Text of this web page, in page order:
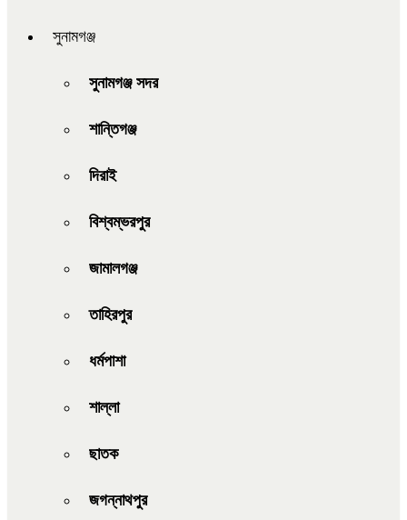
সুনামগঞ্জ
সুনামগঞ্জ সদর
শান্তিগঞ্জ
দিরাই
বিশ্বম্ভরপুর
জামালগঞ্জ
তাহিরপুর
ধর্মপাশা
শাল্লা
ছাতক
জগন্নাথপুর